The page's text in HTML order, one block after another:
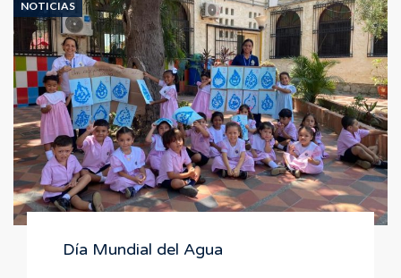
Boyacá
en
La
Sección
Preescolar
NOTICIAS
Día Mundial del Agua